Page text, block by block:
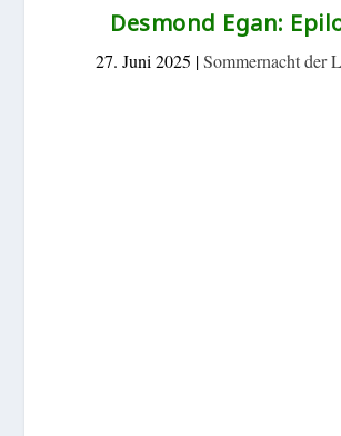
Desmond Egan:
27. Juni 2025 |Sommernacht der